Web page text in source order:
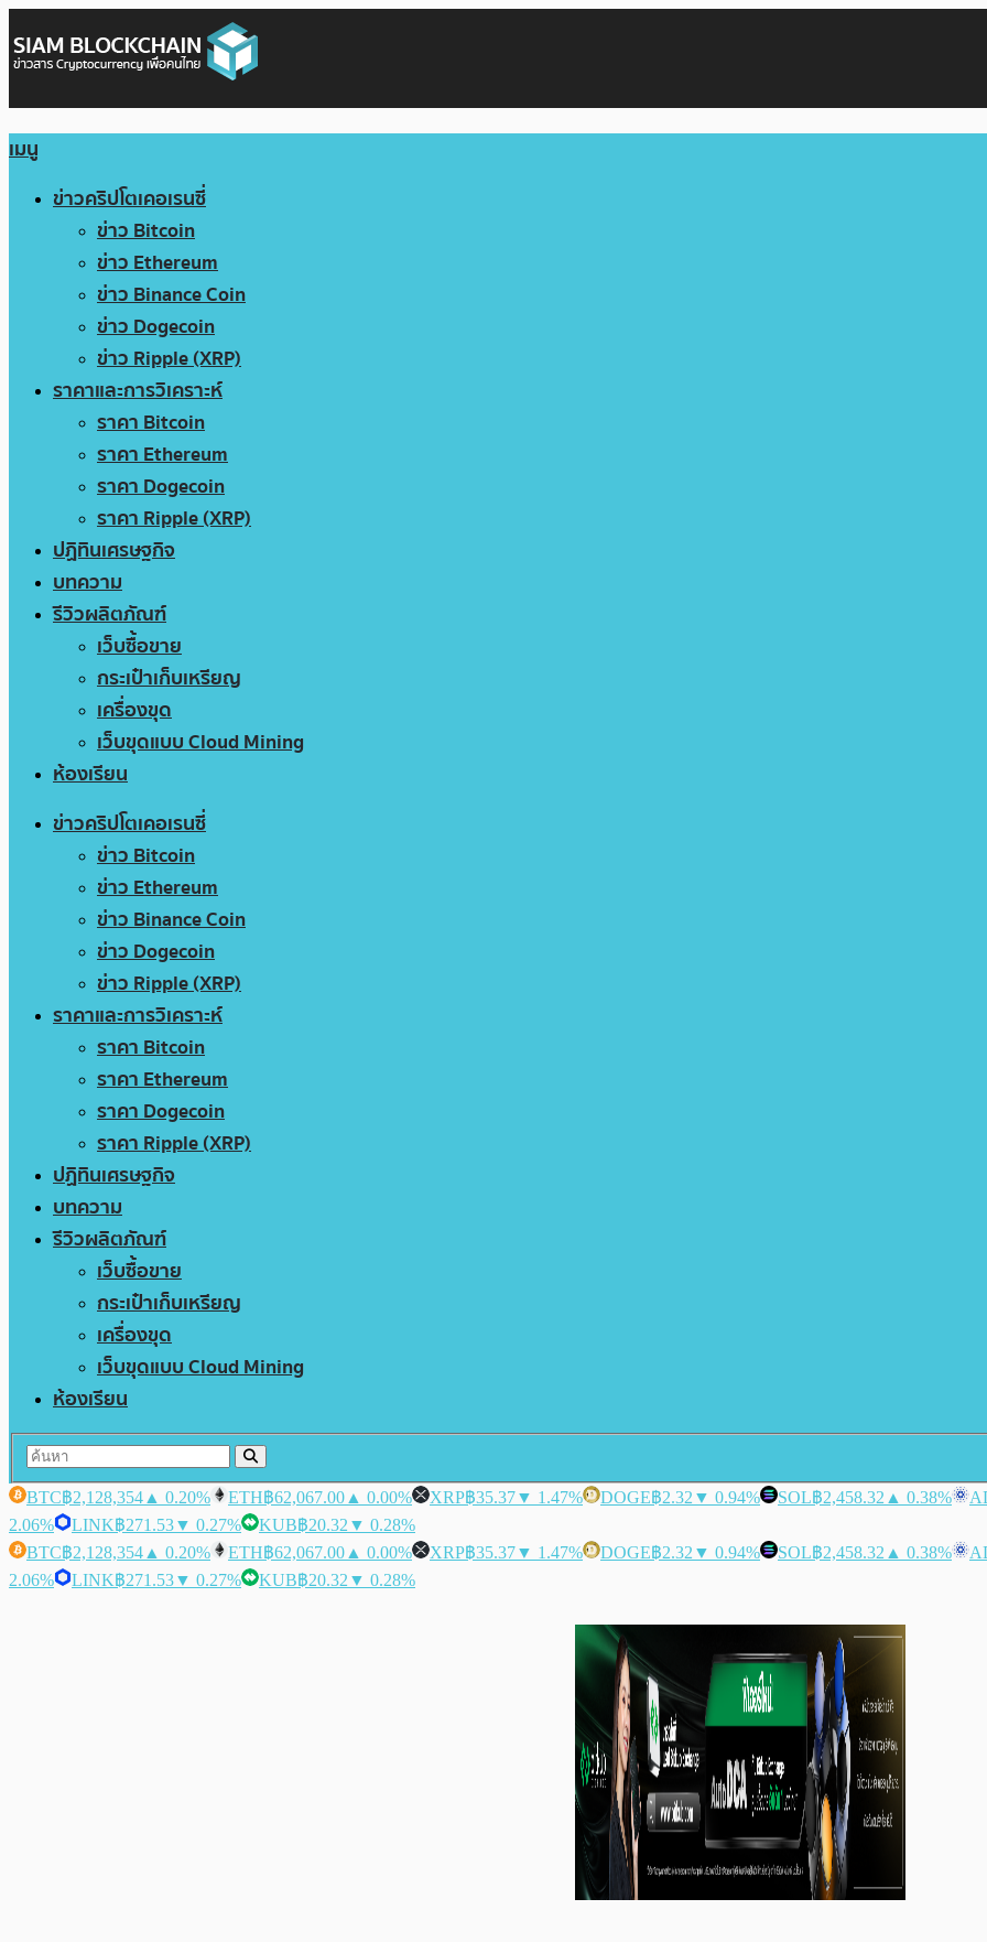
เมนู
ข่าวคริปโตเคอเรนซี่
ข่าว Bitcoin
ข่าว Ethereum
ข่าว Binance Coin
ข่าว Dogecoin
ข่าว Ripple (XRP)
ราคาและการวิเคราะห์
ราคา Bitcoin
ราคา Ethereum
ราคา Dogecoin
ราคา Ripple (XRP)
ปฏิทินเศรษฐกิจ
บทความ
รีวิวผลิตภัณฑ์
เว็บซื้อขาย
กระเป๋าเก็บเหรียญ
เครื่องขุด
เว็บขุดแบบ Cloud Mining
ห้องเรียน
ข่าวคริปโตเคอเรนซี่
ข่าว Bitcoin
ข่าว Ethereum
ข่าว Binance Coin
ข่าว Dogecoin
ข่าว Ripple (XRP)
ราคาและการวิเคราะห์
ราคา Bitcoin
ราคา Ethereum
ราคา Dogecoin
ราคา Ripple (XRP)
ปฏิทินเศรษฐกิจ
บทความ
รีวิวผลิตภัณฑ์
เว็บซื้อขาย
กระเป๋าเก็บเหรียญ
เครื่องขุด
เว็บขุดแบบ Cloud Mining
ห้องเรียน
BTC฿2,128,354 ▲ 0.20% ETH฿62,067.00 ▲ 0.00% XRP฿35.37▼ 1.47% DOGE฿2.32 ▼ 0.94% SOL฿2,458.32 ▲ 0.38%
2.06%
LINK฿271.53▼ 0.27% KUB฿20.32 ▼ 0.28%
BTC฿2,128,354 ▲ 0.20% ETH฿62,067.00 ▲ 0.00% XRP฿35.37▼ 1.47% DOGE฿2.32 ▼ 0.94% SOL฿2,458.32 ▲ 0.38%
2.06%
LINK฿271.53▼ 0.27% KUB฿20.32 ▼ 0.28%